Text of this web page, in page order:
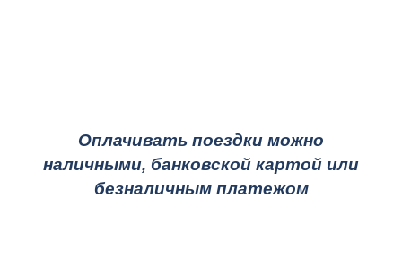
Оплачивать поездки можно
наличными, банковской картой или
безналичным платежом